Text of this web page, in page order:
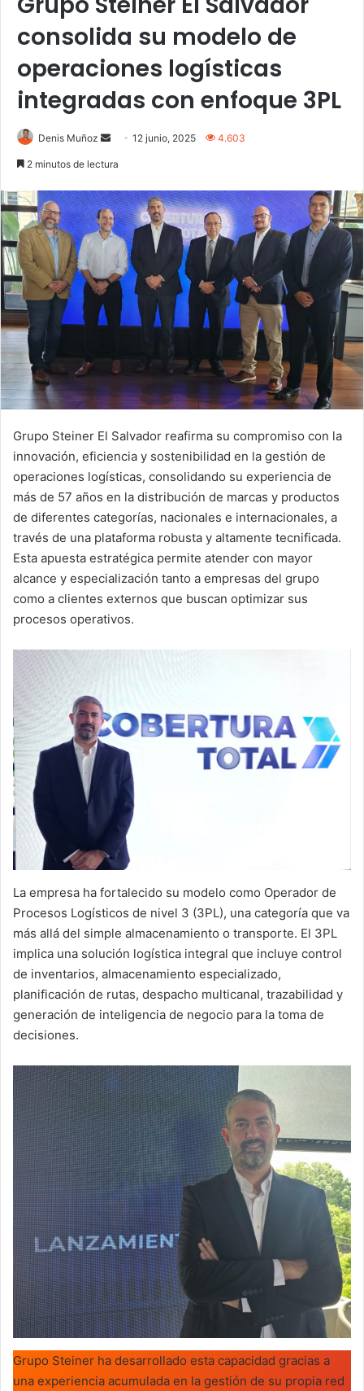
consolida su modelo de
operaciones logísticas
integradas con enfoque 3PL
Denis Muñoz
Send12 junio, 2025 4.603
2 minutos de lectura
Grupo Steiner El Salvador reafirma su compromiso con la
innovación, eficiencia y sostenibilidad en la gestión de
operaciones logísticas, consolidando su experiencia de
más de 57 años en la distribución de marcas y productos
de diferentes categorías, nacionales e internacionales, a
través de una plataforma robusta y altamente tecnificada.
Esta apuesta estratégica permite atender con mayor
alcance y especialización tanto a empresas del grupo
como a clientes externos que buscan optimizar sus
procesos operativos.
La empresa ha fortalecido su modelo como Operador de
Procesos Logísticos de nivel 3 (3PL), una categoría que va
más allá del simple almacenamiento o transporte. El 3PL
implica una solución logística integral que incluye control
de inventarios, almacenamiento especializado,
planificación de rutas, despacho multicanal, trazabilidad y
generación de inteligencia de negocio para la toma de
decisiones.
Grupo Steiner ha desarrollado esta capacidad gracias a
una experiencia acumulada en la gestión de su propia red